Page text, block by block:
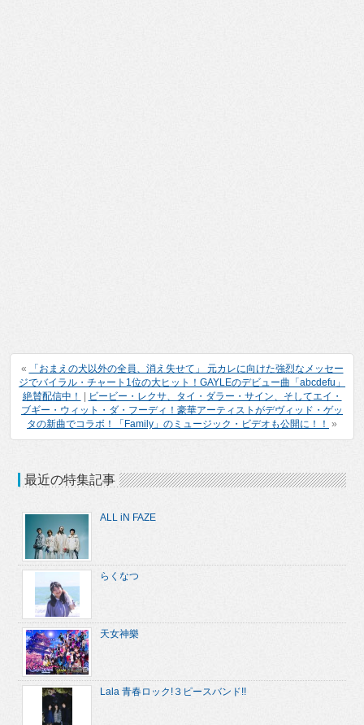
«
「おまえの犬以外の全員、消え失せて」 元カレに向けた強烈なメッセー
ジでバイラル・チャート1位の大ヒット！GAYLEのデビュー曲「abcdefu」
絶賛配信中！
ビービー・レクサ、タイ・ダラー・サイン、そしてエイ・
ブギー・ウィット・ダ・フーディ！豪華アーティストがデヴィッド・ゲッ
タの新曲でコラボ！「Family」のミュージック・ビデオも公開に！！ »
最近の特集記事
ALL iN FAZE
らくなつ
天女神樂
Lala 青春ロック!３ピースバンド!!